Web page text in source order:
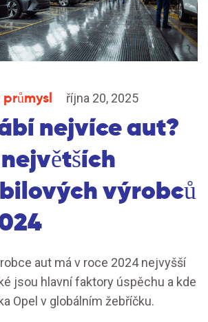
října 20, 2025
nejvíce aut?
výrobců
aut má v roce 2024 nejvyšší
jsou hlavní faktory úspěchu a kde
Opel v globálním žebříčku.